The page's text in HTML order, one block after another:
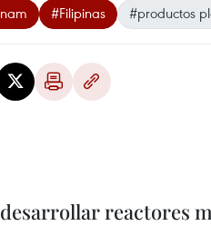
#Filipinas #productos
reactores